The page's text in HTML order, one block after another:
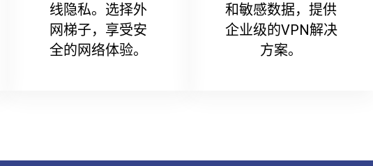
线隐私。选择外
网梯子，享受安
全的网络体验。
和敏感数据，提供
企业级的VPN解决
方案。